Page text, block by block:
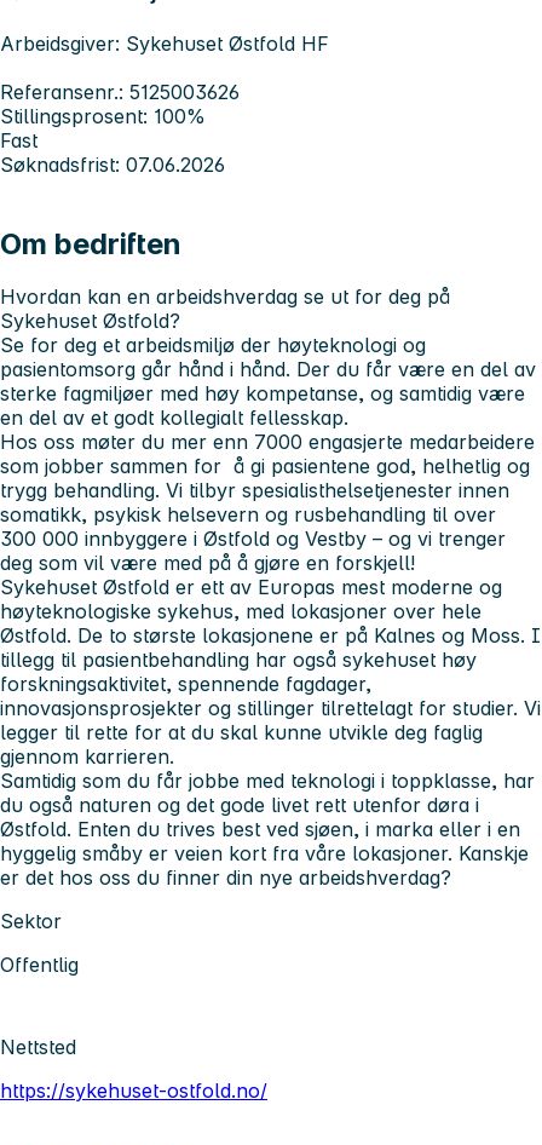
Arbeidsgiver: Sykehuset Østfold HF
Referansenr.: 5125003626
Stillingsprosent: 100%
Fast
Søknadsfrist: 07.06.2026
Om bedriften
Hvordan kan en arbeidshverdag se ut for deg på
Sykehuset Østfold?
Se for deg et arbeidsmiljø der høyteknologi og
pasientomsorg går hånd i hånd. Der du får være en del av
sterke fagmiljøer med høy kompetanse, og samtidig være
en del av et godt kollegialt fellesskap.
Hos oss møter du mer enn 7000 engasjerte medarbeidere
som jobber sammen for å gi pasientene god, helhetlig og
trygg behandling. Vi tilbyr spesialisthelsetjenester innen
somatikk, psykisk helsevern og rusbehandling til over
300 000 innbyggere i Østfold og Vestby – og vi trenger
deg som vil være med på å gjøre en forskjell!
Sykehuset Østfold er ett av Europas mest moderne og
høyteknologiske sykehus, med lokasjoner over hele
Østfold. De to største lokasjonene er på Kalnes og Moss. I
tillegg til pasientbehandling har også sykehuset høy
forskningsaktivitet, spennende fagdager,
innovasjonsprosjekter og stillinger tilrettelagt for studier. Vi
legger til rette for at du skal kunne utvikle deg faglig
gjennom karrieren.
Samtidig som du får jobbe med teknologi i toppklasse, har
du også naturen og det gode livet rett utenfor døra i
Østfold. Enten du trives best ved sjøen, i marka eller i en
hyggelig småby er veien kort fra våre lokasjoner. Kanskje
er det hos oss du finner din nye arbeidshverdag?
Sektor
Offentlig
Nettsted
https://sykehuset-ostfold.no/